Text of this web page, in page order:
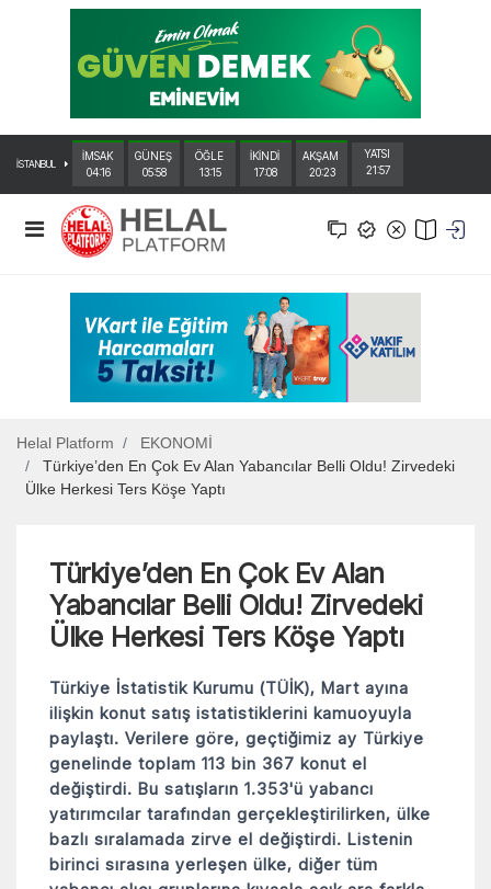
İSTANBUL
İMSAK
04:16
GÜNEŞ
05:58
ÖĞLE
13:15
İKİNDİ
17:08
AKŞAM
20:23
YATSI
21:57
Helal Platform
EKONOMİ
Türkiye’den En Çok Ev Alan Yabancılar Belli Oldu! Zirvedeki
Ülke Herkesi Ters Köşe Yaptı
Türkiye’den En Çok Ev Alan
Yabancılar Belli Oldu! Zirvedeki
Ülke Herkesi Ters Köşe Yaptı
Türkiye İstatistik Kurumu (TÜİK), Mart ayına
ilişkin konut satış istatistiklerini kamuoyuyla
paylaştı. Verilere göre, geçtiğimiz ay Türkiye
genelinde toplam 113 bin 367 konut el
değiştirdi. Bu satışların 1.353'ü yabancı
yatırımcılar tarafından gerçekleştirilirken, ülke
bazlı sıralamada zirve el değiştirdi. Listenin
birinci sırasına yerleşen ülke, diğer tüm